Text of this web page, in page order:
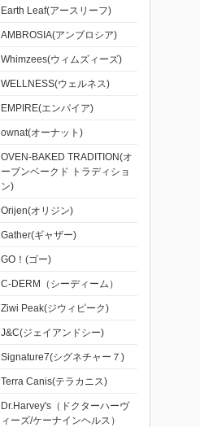
Earth Leaf(アースリーフ)
AMBROSIA(アンブロシア)
Whimzees(ウィムズィーズ)
WELLNESS(ウェルネス)
EMPIRE(エンパイア)
ownat(オーナット)
OVEN-BAKED TRADITION(オ
ーブンベークド トラディショ
ン)
Orijen(オリジン)
Gather(ギャザー)
GO！(ゴー)
C-DERM（シーディーム）
Ziwi Peak(ジウィピーク)
J&C(ジェイアンドシー)
Signature7(シグネチャー７)
Terra Canis(テラカニス)
Dr.Harvey's（ドクターハーヴ
ィーズ/ケーナインヘルス）